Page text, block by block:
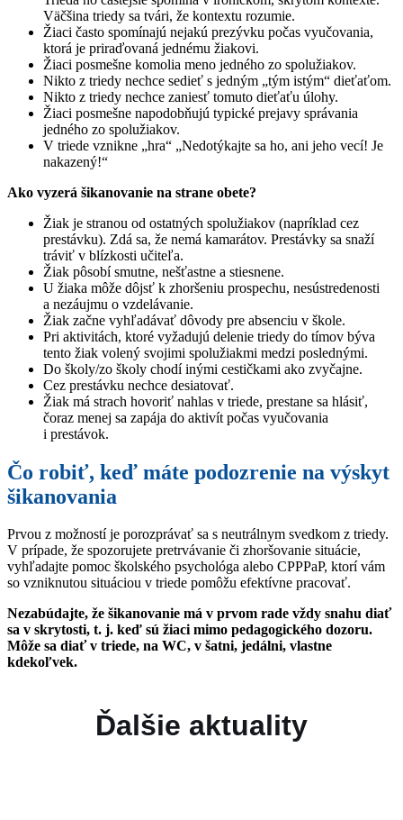
Väčšina triedy sa tvári, že kontextu rozumie.
Žiaci často spomínajú nejakú prezývku počas vyučovania,
ktorá je priraďovaná jednému žiakovi.
Žiaci posmešne komolia meno jedného zo spolužiakov.
Nikto z triedy nechce sedieť s jedným „tým istým“ dieťaťom.
Nikto z triedy nechce zaniesť tomuto dieťaťu úlohy.
Žiaci posmešne napodobňujú typické prejavy správania
jedného zo spolužiakov.
V triede vznikne „hra“ „Nedotýkajte sa ho, ani jeho vecí! Je
nakazený!“
Ako vyzerá šikanovanie na strane obete?
Žiak je stranou od ostatných spolužiakov (napríklad cez
prestávku). Zdá sa, že nemá kamarátov. Prestávky sa snaží
tráviť v blízkosti učiteľa.
Žiak pôsobí smutne, nešťastne a stiesnene.
U žiaka môže dôjsť k zhoršeniu prospechu, nesústredenosti
a nezáujmu o vzdelávanie.
Žiak začne vyhľadávať dôvody pre absenciu v škole.
Pri aktivitách, ktoré vyžadujú delenie triedy do tímov býva
tento žiak volený svojimi spolužiakmi medzi poslednými.
Do školy/zo školy chodí inými cestičkami ako zvyčajne.
Cez prestávku nechce desiatovať.
Žiak má strach hovoriť nahlas v triede, prestane sa hlásiť,
čoraz menej sa zapája do aktivít počas vyučovania
i prestávok.
Čo robiť, keď máte podozrenie na výskyt
šikanovania
Prvou z možností je porozprávať sa s neutrálnym svedkom z triedy.
V prípade, že spozorujete pretrvávanie či zhoršovanie situácie,
vyhľadajte pomoc školského psychológa alebo CPPPaP, ktorí vám
so vzniknutou situáciou v triede pomôžu efektívne pracovať.
Nezabúdajte, že šikanovanie má v prvom rade vždy snahu diať
sa v skrytosti, t. j. keď sú žiaci mimo pedagogického dozoru.
Môže sa diať v triede, na WC, v šatni, jedálni, vlastne
kdekoľvek.
Ďalšie aktuality